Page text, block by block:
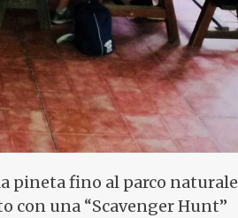
pineta fino al parco naturale
con una “Scavenger Hunt”